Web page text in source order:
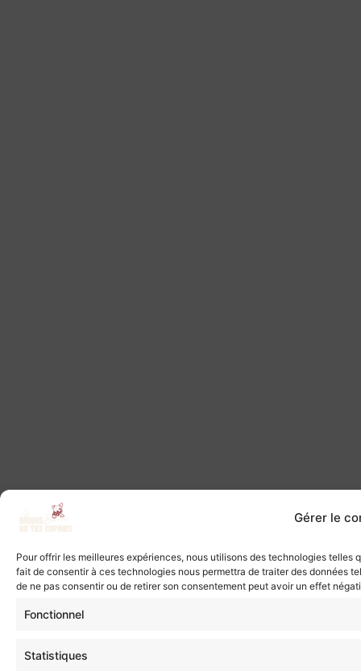
Gérer le
Pour offrir les meilleures expériences, nous utilisons des technologies
fait de consentir à ces technologies nous permettra de traiter des données
de ne pas consentir ou de retirer son consentement peut avoir un effet
Fonctionnel
Statistiques